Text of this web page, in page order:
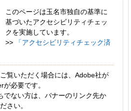
このページは玉名市独自の基準に
基づいたアクセシビリティチェッ
クを実施しています。
>>
「アクセシビリティチェック済
覧いただく場合には、Adobe社が
必要です。
でない方は、バナーのリンク先か
さい。